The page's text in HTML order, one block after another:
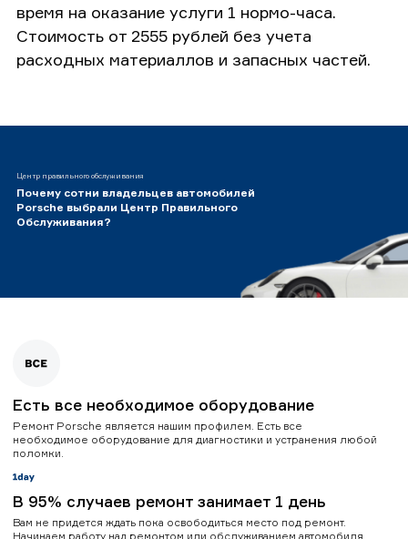
время на оказание услуги 1 нормо-часа.
Стоимость от 2555 рублей без учета
расходных материаллов и запасных частей.
Центр правильного обслуживания
Почему сотни владельцев автомобилей
Porsche выбрали Центр Правильного
Обслуживания?
Есть все необходимое оборудование
Ремонт Porsche является нашим профилем. Есть все
необходимое оборудование для диагностики и устранения любой
поломки.
В 95% случаев ремонт занимает 1 день
Вам не придется ждать пока освободиться место под ремонт.
Начинаем работу над ремонтом или обслуживанием автомобиля